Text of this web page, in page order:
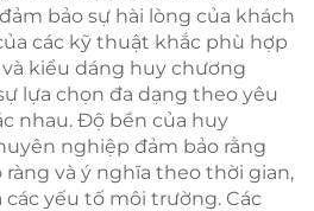
bảo sự hài lòng của khách
các kỹ thuật khắc phù hợp
kiểu dáng huy chương
lựa chọn đa dạng theo yêu
nhau. Độ bền của huy
nghiệp đảm bảo rằng
và ý nghĩa theo thời gian,
yếu tố môi trường. Các